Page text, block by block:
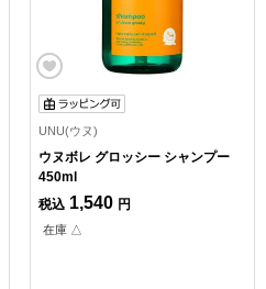
UNU(ウヌ)
ウヌボレ グロッシー シャンプー
450ml
税込 1,540 円
在庫 △